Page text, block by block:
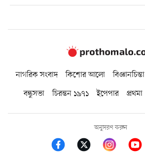
নাগরিক সংবাদ কিশোর আলো বিজ্ঞানচিন্তা
বন্ধুসভা
চিরন্তন ১৯৭১ ইপেপার প্রথমা
অনুসরণ করুন